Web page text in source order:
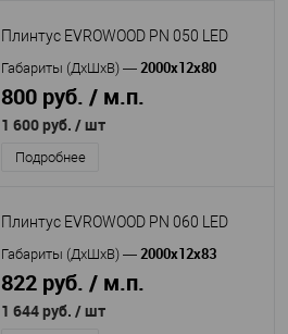
Плинтус EVROWOOD PN 050 LED
Габариты (ДхШхВ) — 2000x12x80
800 руб. / м.п.
1 600 руб. / шт
Подробнее
Плинтус EVROWOOD PN 060 LED
Габариты (ДхШхВ) — 2000x12x83
822 руб. / м.п.
1 644 руб. / шт